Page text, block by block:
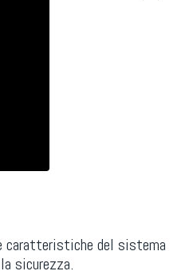
caratteristiche del sistema
sicurezza.